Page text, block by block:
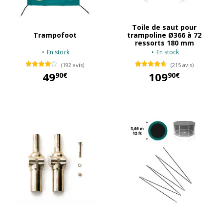
Trampofoot
En stock
(192 avis)
4990€
Toile de saut pour
trampoline Ø366 à 72
ressorts 180 mm
En stock
(215 avis)
10990€